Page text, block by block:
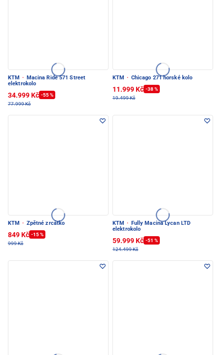
KTM ·
Macina Ride 571 Street
elektrokolo
34.999 Kč -55 %
77.999 Kč
KTM · Chicago 271 horské kolo
11.999 Kč -38 %
19.499 Kč
KTM · Zpětné zrcátko
849 Kč -15 %
999 Kč
KTM ·
Fully Macina Lycan LTD
elektrokolo
59.999 Kč -51 %
124.499 Kč